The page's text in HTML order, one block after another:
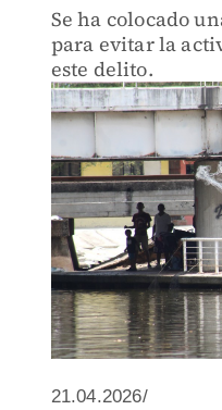
Se ha colocado
para evitar la
este delito.
21.04.2026/